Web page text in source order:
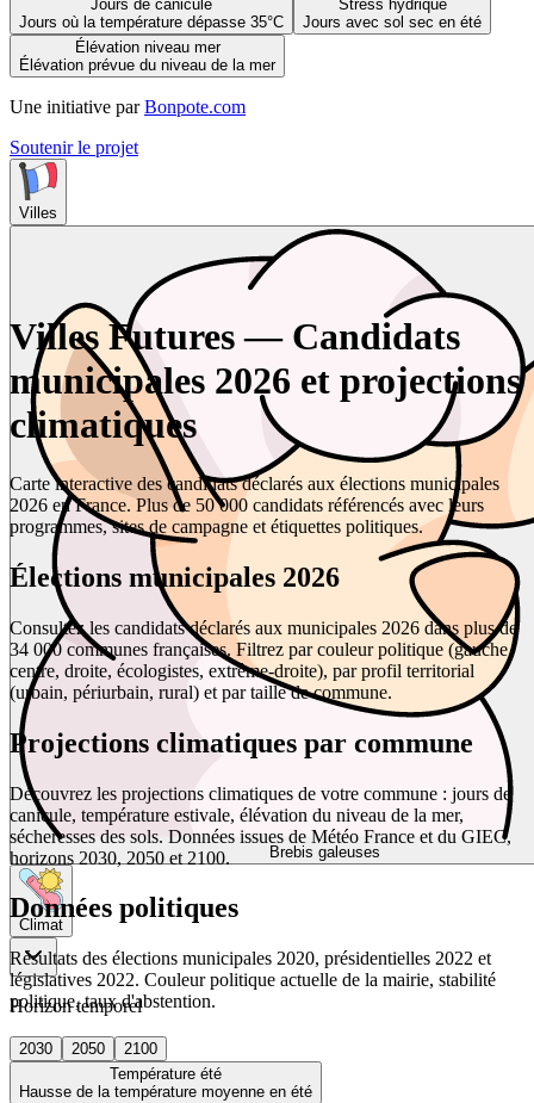
Jours de canicule
Jours où la température dépasse 35°C
Stress hydrique
Jours avec sol sec en été
Élévation niveau mer
Élévation prévue du niveau de la mer
Une initiative par Bonpote.com
Soutenir le projet
Villes
Brebis galeuses
Climat
Horizon temporel
2030 2050
2100
Température été
Hausse de la température moyenne en été
Villes Futures — Candidats
municipales 2026 et projections
climatiques
Carte interactive des candidats déclarés aux élections municipales
2026 en France. Plus de 50 000 candidats référencés avec leurs
programmes, sites de campagne et étiquettes politiques.
Élections municipales 2026
Consultez les candidats déclarés aux municipales 2026 dans plus de
34 000 communes françaises. Filtrez par couleur politique (gauche,
centre, droite, écologistes, extrême-droite), par profil territorial
(urbain, périurbain, rural) et par taille de commune.
Projections climatiques par commune
Découvrez les projections climatiques de votre commune : jours de
canicule, température estivale, élévation du niveau de la mer,
sécheresses des sols. Données issues de Météo France et du GIEC,
horizons 2030, 2050 et 2100.
Données politiques
Résultats des élections municipales 2020, présidentielles 2022 et
législatives 2022. Couleur politique actuelle de la mairie, stabilité
politique, taux d'abstention.